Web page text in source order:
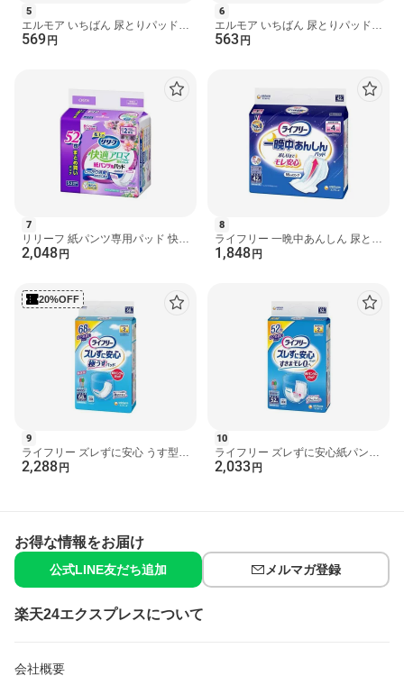
その他
表面材：ポリオレフィン系不織布、吸収材：綿状パルプ・高分子
吸収材・吸収紙、防水材：ポリエチレンラミネート不織布
規格概要
吸収量の目安：300cc、サイズ：幅16*長さ35cm
・汚れたパッドは早く取り替えてください。
・テープは直接お肌につけないでください。
・お肌に合わないときは医師に相談してください。
ございます。
・開封後はほこりや虫が入らないよう、衛生的に管理してくださ
・高温になる場所での保管は避けてください。
発売元、製造元、輸入元又は販売元
日本製紙クレシア
TEL 03-6665-5302
受付時間 9：00-16：59(土・日・祝日除く)
広告文責
楽天グループ株式会社 電話：050-5444-7654
5
エルモア いちばん 尿とりパッド
長時間用 24枚入 【エルモア いち
569 円
6
エルモア いちばん 尿とりパッド
パワフルスーパー吸収 30枚入
563 円
7
リリーフ 紙パンツ専用パッド 快適
アロマ安心フィット 52枚入 【リ
2,048 円
8
ライフリー 一晩中あんしん 尿とり
パッド 4回吸収 42枚入 【ライフリ
1,848 円
20%OFF
9
ライフリー ズレずに安心 うす型紙
パンツ専用尿とりパッド 2回吸収
2,288 円
10
ライフリー ズレずに安心紙パンツ
専用尿とりパッド 2回吸収 介護用
2,033 円
お得な情報をお届け
公式LINE友だち追加 メルマガ登録
楽天24エクスプレスについて
会社概要